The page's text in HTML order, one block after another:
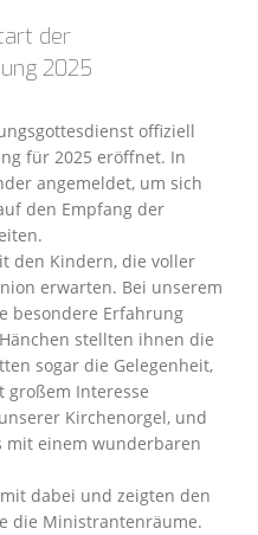
der
2025
offiziell
für 2025 eröffnet. In
angemeldet, um sich
den Empfang der
den Kindern, die voller
erwarten. Bei unserem
besondere Erfahrung
stellten ihnen die
sogar die Gelegenheit,
großem Interesse
Kirchenorgel, und
mit einem wunderbaren
dabei und zeigten den
die Ministrantenräume.